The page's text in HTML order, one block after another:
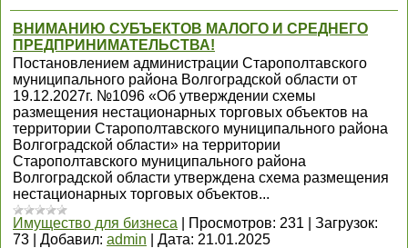
ВНИМАНИЮ СУБЪЕКТОВ МАЛОГО И СРЕДНЕГО
ПРЕДПРИНИМАТЕЛЬСТВА!
Постановлением администрации Старополтавского
муниципального района Волгоградской области от
19.12.2027г. №1096 «Об утверждении схемы
размещения нестационарных торговых объектов на
территории Старополтавского муниципального района
Волгоградской области» на территории
Старополтавского муниципального района
Волгоградской области утверждена схема размещения
нестационарных торговых объектов...
Имущество для бизнеса
Просмотров: 231
Загрузок:
73
Добавил: admin Дата: 21.01.2025